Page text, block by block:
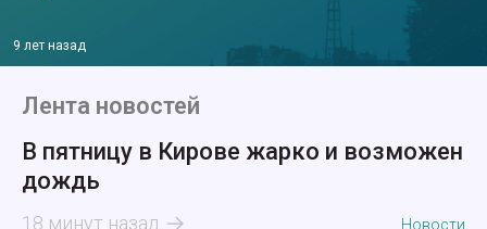
9 лет назад
Лента новостей
В пятницу в Кирове жарко и возможен
дождь
18 минут назад Новости